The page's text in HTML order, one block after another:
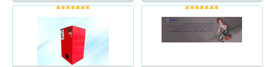
ایران با قیمت رقابتی .کنامیت صفحات
سیمانی مسلح شده با الیاف سلولز
می باشد. . فکری تازه و اندیشه نو بنام
کنامیت ساخت و ساز شما را دگرگون
Topcoat۷۰۰پودر سخت سایش پایه
سیمانی بوده ودر ساختار خود از از چند
نوع ماده اولیه اعم از سیمان،سنگ
آهن،سیلیسیوم کارباید، مس باره،
بازالت، سیلیس، کراندوم، پیگمنت های
ر...